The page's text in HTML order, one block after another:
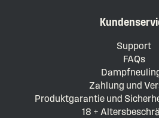
Support
FAQs
Zahlung und
Produktgarantie und
18 +